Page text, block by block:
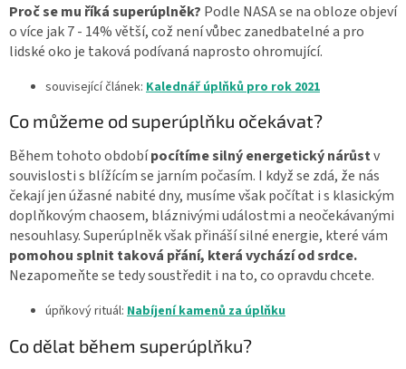
Proč se mu říká superúplněk? Podle NASA se na obloze objeví
o více jak 7 - 14% větší, což není vůbec zanedbatelné a pro
lidské oko je taková podívaná naprosto ohromující.
související článek: Kalednář úplňků pro rok 2021
Co můžeme od superúplňku očekávat?
Během tohoto obdobípocítíme silný energetický nárůstv
souvislosti s blížícím se jarním počasím. I když se zdá, že nás
čekají jen úžasné nabité dny, musíme však počítat i s klasickým
doplňkovým chaosem, bláznivými událostmi a neočekávanými
nesouhlasy. Superúplněk však přináší silné energie, které vám
pomohou splnit taková přání, která vychází od srdce.
Nezapomeňte se tedy soustředit i na to, co opravdu chcete.
úpňkový rituál: Nabíjení kamenů za úplňku
Co dělat během superúplňku?